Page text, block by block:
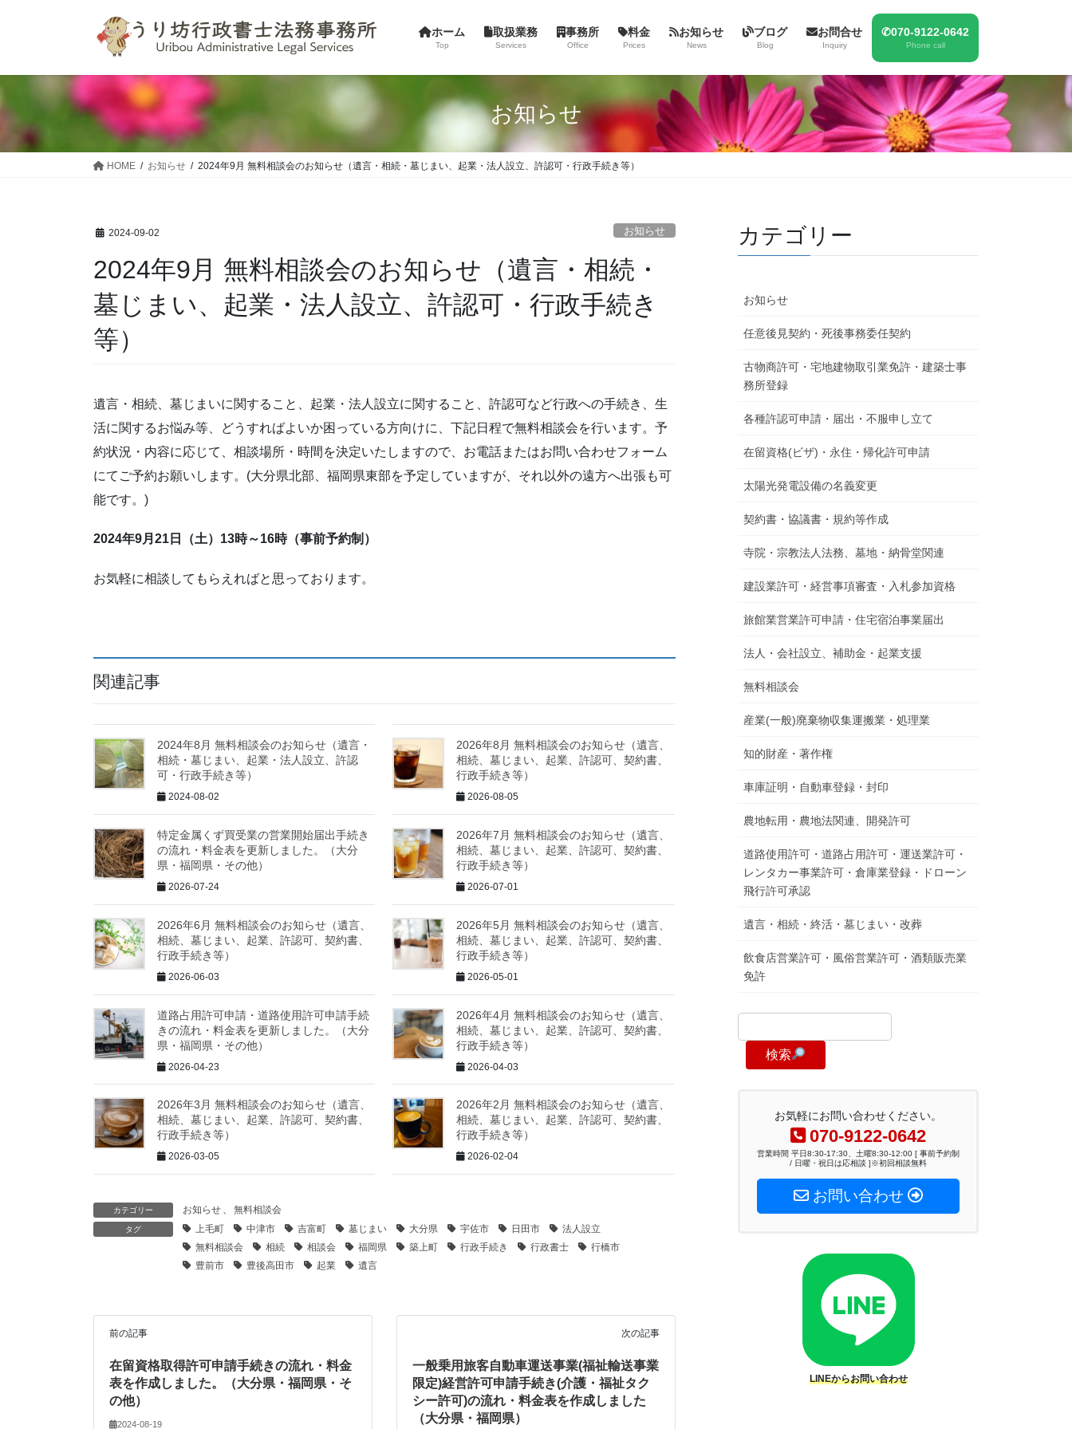
へ
ョ
ホーム
Top
取扱業務
Services
事務所
Office
料金
Prices
お知らせ
News
ブログ
Blog
お問合せ
Inquiry
✆070-9122-0642
Phone call
お知らせ
HOME お知らせ 2024年9月 無料相談会のお知らせ（遺言・相続・墓じまい、起業・法人設立、許認可・行政手続き等）
2024-09-02 お知らせ
2024年9月 無料相談会のお知らせ（遺言・相続・
墓じまい、起業・法人設立、許認可・行政手続き
等）
遺言・相続、墓じまいに関すること、起業・法人設立に関すること、許認可など行政への手続き、生
活に関するお悩み等、どうすればよいか困っている方向けに、下記日程で無料相談会を行います。予
約状況・内容に応じて、相談場所・時間を決定いたしますので、お電話またはお問い合わせフォーム
にてご予約お願いします。(大分県北部、福岡県東部を予定していますが、それ以外の遠方へ出張も可
能です。)
2024年9月21日（土）13時～16時（事前予約制）
お気軽に相談してもらえればと思っております。
関連記事
2024年8月 無料相談会のお知らせ（遺言・
相続・墓じまい、起業・法人設立、許認
可・行政手続き等）
2024-08-02
2026年8月 無料相談会のお知らせ（遺言、
相続、墓じまい、起業、許認可、契約書、
行政手続き等）
2026-08-05
特定金属くず買受業の営業開始届出手続き
の流れ・料金表を更新しました。（大分
県・福岡県・その他）
2026-07-24
2026年7月 無料相談会のお知らせ（遺言、
相続、墓じまい、起業、許認可、契約書、
行政手続き等）
2026-07-01
2026年6月 無料相談会のお知らせ（遺言、
相続、墓じまい、起業、許認可、契約書、
行政手続き等）
2026-06-03
2026年5月 無料相談会のお知らせ（遺言、
相続、墓じまい、起業、許認可、契約書、
行政手続き等）
2026-05-01
道路占用許可申請・道路使用許可申請手続
きの流れ・料金表を更新しました。（大分
県・福岡県・その他）
2026-04-23
2026年4月 無料相談会のお知らせ（遺言、
相続、墓じまい、起業、許認可、契約書、
行政手続き等）
2026-04-03
2026年3月 無料相談会のお知らせ（遺言、
相続、墓じまい、起業、許認可、契約書、
行政手続き等）
2026-03-05
2026年2月 無料相談会のお知らせ（遺言、
相続、墓じまい、起業、許認可、契約書、
行政手続き等）
2026-02-04
カテゴリー お知らせ 、 無料相談会
タグ 上毛町 中津市 吉富町 墓じまい 大分県 宇佐市 日田市
法人設立
無料相談会
相続 相談会 福岡県 築上町 行政手続き 行政書士
行橋市
豊前市
豊後高田市 起業 遺言
前の記事
在留資格取得許可申請手続きの流れ・料金
表を作成しました。（大分県・福岡県・そ
の他）
2024-08-19
次の記事
一般乗用旅客自動車運送事業(福祉輸送事業
限定)経営許可申請手続き(介護・福祉タク
シー許可)の流れ・料金表を作成しました
（大分県・福岡県）
カテゴリー
お知らせ
任意後見契約・死後事務委任契約
古物商許可・宅地建物取引業免許・建築士事
務所登録
各種許認可申請・届出・不服申し立て
在留資格(ビザ)・永住・帰化許可申請
太陽光発電設備の名義変更
契約書・協議書・規約等作成
寺院・宗教法人法務、墓地・納骨堂関連
建設業許可・経営事項審査・入札参加資格
旅館業営業許可申請・住宅宿泊事業届出
法人・会社設立、補助金・起業支援
無料相談会
産業(一般)廃棄物収集運搬業・処理業
知的財産・著作権
車庫証明・自動車登録・封印
農地転用・農地法関連、開発許可
道路使用許可・道路占用許可・運送業許可・
レンタカー事業許可・倉庫業登録・ドローン
飛行許可承認
遺言・相続・終活・墓じまい・改葬
飲食店営業許可・風俗営業許可・酒類販売業
免許
検索
お気軽にお問い合わせください。
070-9122-0642
営業時間 平日8:30-17:30、土曜8:30-12:00 [ 事前予約制
/ 日曜・祝日は応相談 ]※初回相談無料
お問い合わせ
LINEからお問い合わせ